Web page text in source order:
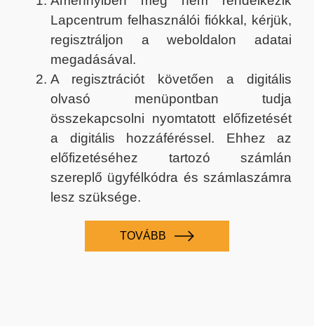
Lapcentrum felhasználói fiókkal, kérjük,
regisztráljon a weboldalon adatai
megadásával.
A regisztrációt követően a digitális
olvasó menüpontban tudja
összekapcsolni nyomtatott előfizetését
a digitális hozzáféréssel. Ehhez az
előfizetéséhez tartozó számlán
szereplő ügyfélkódra és számlaszámra
lesz szüksége.
TOVÁBB